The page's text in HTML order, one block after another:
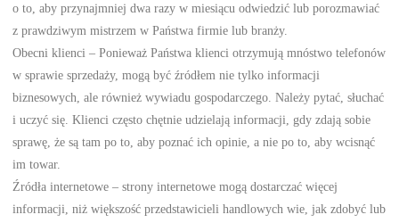
o to, aby przynajmniej dwa razy w miesiącu odwiedzić lub porozmawiać
z prawdziwym mistrzem w Państwa firmie lub branży.
Obecni klienci – Ponieważ Państwa klienci otrzymują mnóstwo telefonów
w sprawie sprzedaży, mogą być źródłem nie tylko informacji
biznesowych, ale również wywiadu gospodarczego. Należy pytać, słuchać
i uczyć się. Klienci często chętnie udzielają informacji, gdy zdają sobie
sprawę, że są tam po to, aby poznać ich opinie, a nie po to, aby wcisnąć
im towar.
Źródła internetowe – strony internetowe mogą dostarczać więcej
informacji, niż większość przedstawicieli handlowych wie, jak zdobyć lub